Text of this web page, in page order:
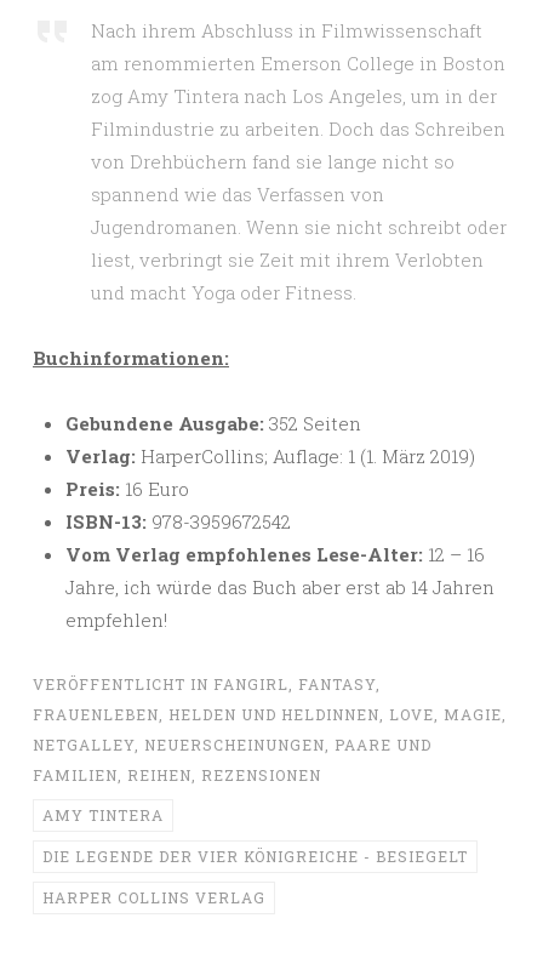
Nach ihrem Abschluss in Filmwissenschaft
am renommierten Emerson College in Boston
zog Amy Tintera nach Los Angeles, um in der
Filmindustrie zu arbeiten. Doch das Schreiben
von Drehbüchern fand sie lange nicht so
spannend wie das Verfassen von
Jugendromanen. Wenn sie nicht schreibt oder
liest, verbringt sie Zeit mit ihrem Verlobten
und macht Yoga oder Fitness.
Buchinformationen:
Gebundene Ausgabe: 352 Seiten
Verlag: HarperCollins; Auflage: 1 (1. März 2019)
Preis: 16 Euro
ISBN-13: 978-3959672542
Vom Verlag empfohlenes Lese-Alter: 12 – 16
Jahre, ich würde das Buch aber erst ab 14 Jahren
empfehlen!
VERÖFFENTLICHT IN FANGIRL FANTASY
FRAUENLEBEN
HELDEN UND HELDINNEN LOVE MAGIE
NETGALLEY NEUERSCHEINUNGEN
PAARE UND
FAMILIEN
REIHEN REZENSIONEN
AMY TINTERA
DIE LEGENDE DER VIER KÖNIGREICHE - BESIEGELT
HARPER COLLINS VERLAG